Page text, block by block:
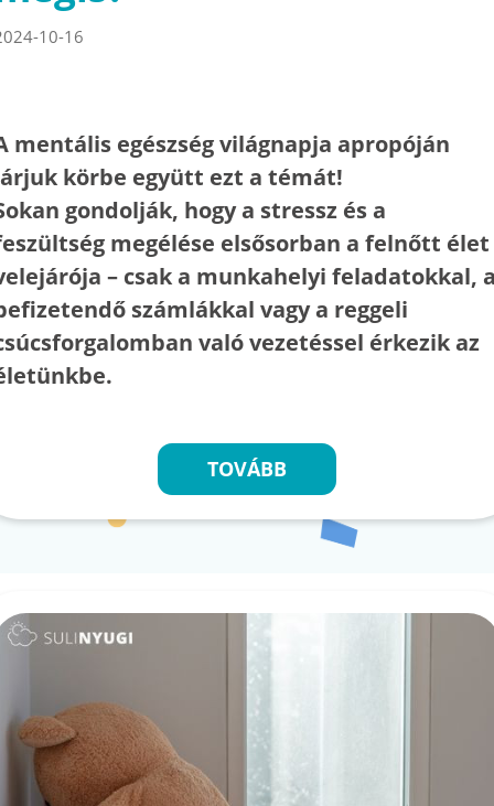
10-16
mentális egészség világnapja apropóján
körbe együtt ezt a témát!
gondolják, hogy a stressz és a
megélése elsősorban a felnőtt élet
– csak a munkahelyi feladatokkal,
számlákkal vagy a reggeli
való vezetéssel érkezik az
TOVÁBB